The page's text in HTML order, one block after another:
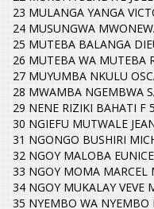
23 MULANGA YANGA
24 MUSUNGWA
25 MUTEBA BALANGA
26 MUTEBA WA MUTEBA
27 MUYUMBA NKULU
28 MWAMBA NGEMBWA
29 NENE RIZIKI BAHATI F
30 NGIEFU MUTWALE
31 NGONGO BUSHIRI
32 NGOY MALOBA
33 NGOY MOMA MARCEL
34 NGOY MUKALAY VEVE
35 NYEMBO WA NYEMBO